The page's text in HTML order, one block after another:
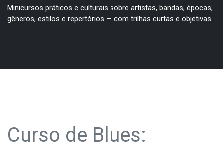
Minicursos práticos e culturais sobre artistas, bandas, épocas,
gêneros, estilos e repertórios — com trilhas curtas e objetivas.
Curso de Blues: